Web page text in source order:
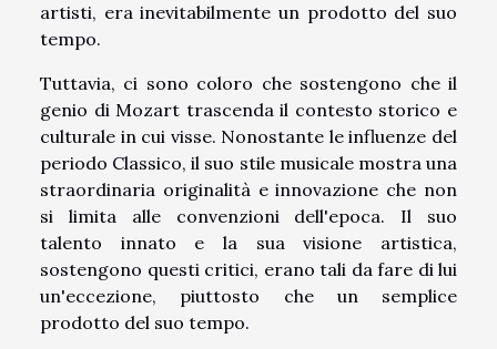
artisti, era inevitabilmente un prodotto del suo
tempo.
Tuttavia, ci sono coloro che sostengono che il
genio di Mozart trascenda il contesto storico e
culturale in cui visse. Nonostante le influenze del
periodo Classico, il suo stile musicale mostra una
straordinaria originalità e innovazione che non
si limita alle convenzioni dell'epoca. Il suo
talento innato e la sua visione artistica,
sostengono questi critici, erano tali da fare di lui
un'eccezione, piuttosto che un semplice
prodotto del suo tempo.